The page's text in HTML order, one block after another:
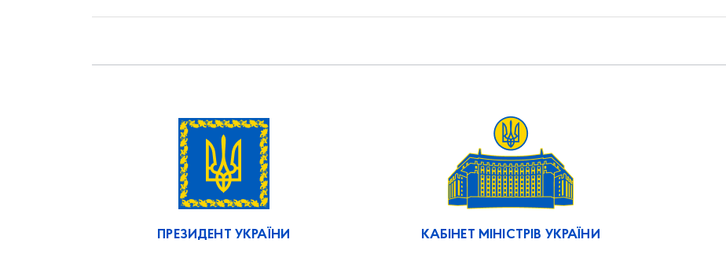
ПРЕЗИДЕНТ УКРАЇНИ КАБІНЕТ МІНІСТРІВ УКРАЇНИ